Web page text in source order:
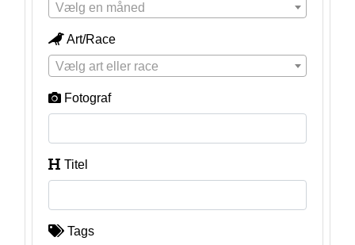
Vælg en måned
Art/Race
Vælg art eller race
Fotograf
Titel
Tags